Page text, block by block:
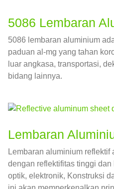
5086 Lembaran
5086 lembaran aluminium
paduan al-mg yang tahan
luar angkasa, transportasi,
bidang lainnya.
Lembaran
Lembaran aluminium
dengan reflektifitas tinggi
optik, elektronik, Konstruksi